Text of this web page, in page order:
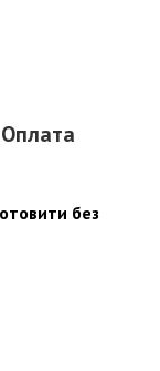
Оплата
без